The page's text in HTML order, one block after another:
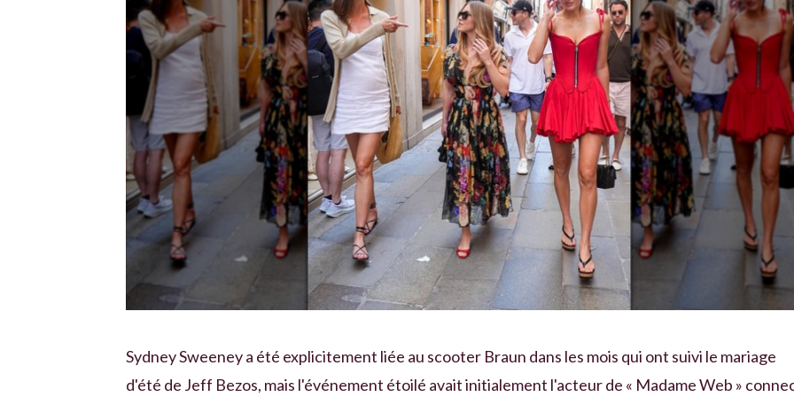
Sydney Sweeney a été explicitement liée au scooter Braun dans les mois qui ont suivi le mariage
d'été de Jeff Bezos, mais l'événement étoilé avait initialement l'acteur de « Madame Web »